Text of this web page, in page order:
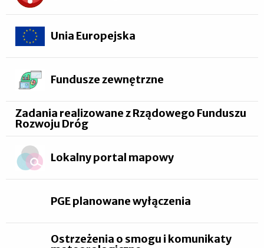
Unia Europejska
Fundusze zewnętrzne
Zadania realizowane z Rządowego Funduszu
Rozwoju Dróg
Lokalny portal mapowy
PGE planowane wyłączenia
Ostrzeżenia o smogu i komunikaty